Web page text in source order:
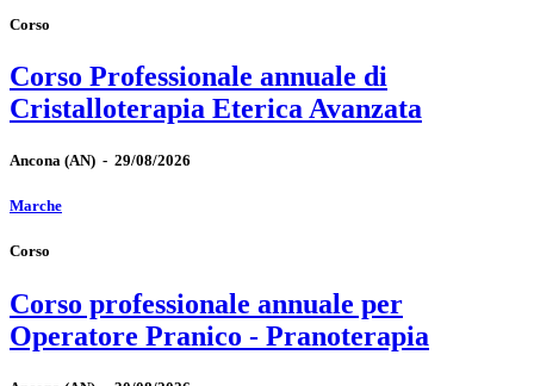
Corso
Corso Professionale annuale di
Cristalloterapia Eterica Avanzata
Ancona (AN) - 29/08/2026
Marche
Corso
Corso professionale annuale per
Operatore Pranico - Pranoterapia